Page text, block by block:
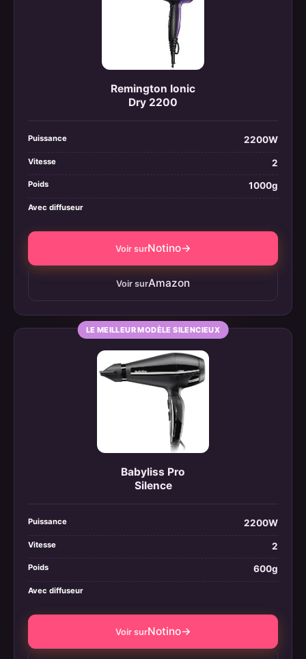
Remington Ionic
Dry 2200
Puissance 2200W
Vitesse 2
Poids 1000g
Avec diffuseur
Voir surNotino→
Voir surAmazon
LE MEILLEUR MODÈLE SILENCIEUX
Babyliss Pro
Silence
Puissance 2200W
Vitesse 2
Poids 600g
Avec diffuseur
Voir surNotino→